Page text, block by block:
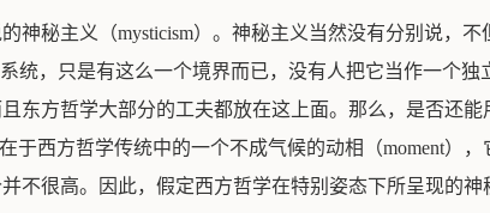
神秘主义（mysticism）。神秘主义当然没有分别说，不
统，只是有这么一个境界而已，没有人把它当作一个独
东方哲学大部分的工夫都放在这上面。那么，是否还能
于西方哲学传统中的一个不成气候的动相（moment），
很高。因此，假定西方哲学在特别姿态下所呈现的神